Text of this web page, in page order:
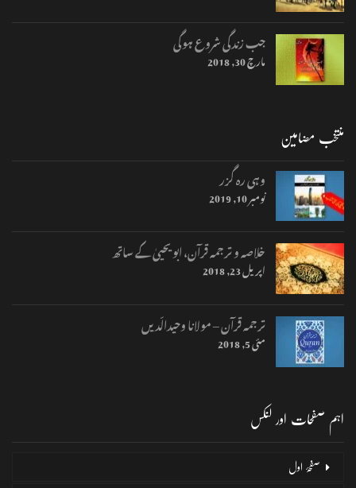
جب زندگی شروع ہوگی
مارچ 30, 2018
منتخب مضامین
وہی رہ گزر
نومبر 10, 2019
خلاصہ و ترجمہ قرآن، ابو یحییٰ کے ساتھ
اپریل 23, 2018
ترجمہ قرآن – مولانا وحیدالّدیں
مئی 5, 2018
اہم صفحات اور لنکس
صفحۂ اول